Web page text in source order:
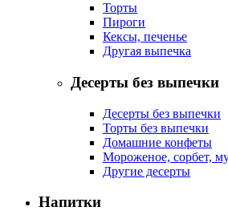
Торты
Пироги
Кексы, печенье
Другая выпечка
Десерты без выпечки
Десерты без выпечки
Торты без выпечки
Домашние конфеты
Мороженое, сорбет,
Другие десерты
Напитки